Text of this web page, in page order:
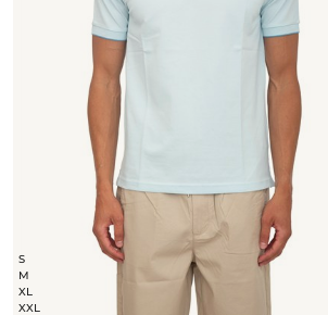
S
M
XL
XXL